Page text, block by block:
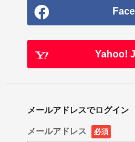
Yahoo!
メールアドレスでログイン
メールアドレス 必須